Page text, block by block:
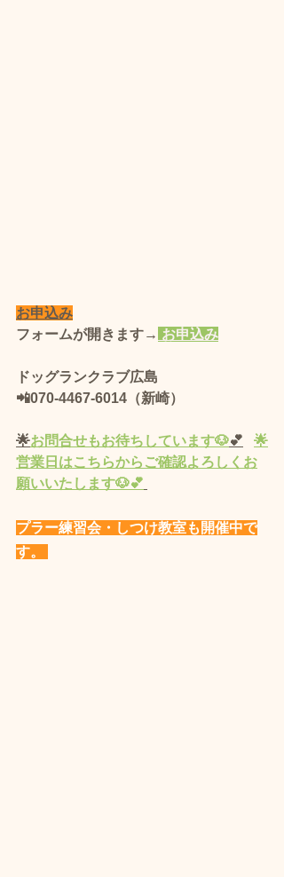
お申込み
フォームが開きます→ お申込み
ドッグランクラブ広島
📲070-4467-6014（新崎）
🌟お問合せもお待ちしています🐶💕
🌟
営業 日 はこちらからご確認よろしくお
願いいたします🐶💕
プラー練習会・しつけ教室も開催中で
す。